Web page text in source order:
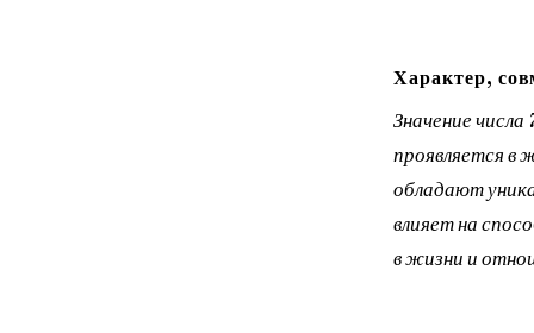
Характер,
Значение
проявляется в
обладают
влияет на
в жизни и